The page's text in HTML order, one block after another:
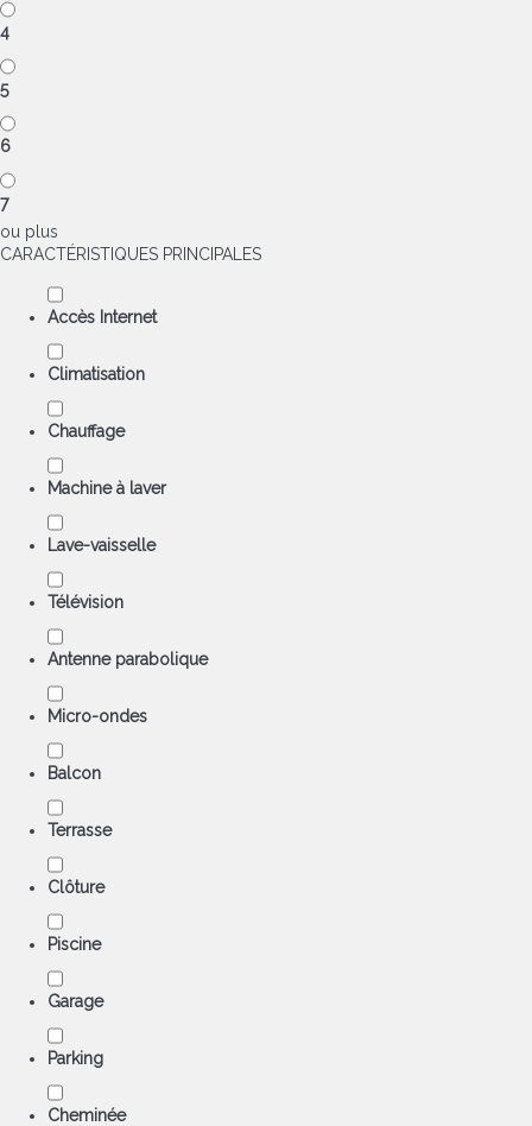
4
5
6
7
ou plus
CARACTÉRISTIQUES PRINCIPALES
Accès Internet
Climatisation
Chauffage
Machine à laver
Lave-vaisselle
Télévision
Antenne parabolique
Micro-ondes
Balcon
Terrasse
Clôture
Piscine
Garage
Parking
Cheminée